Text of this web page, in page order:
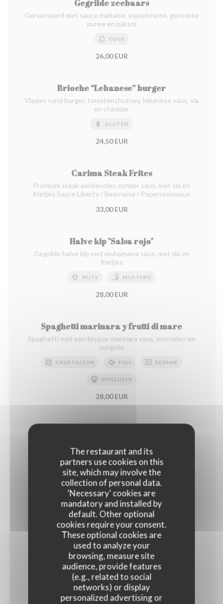
The restaurant and its
partners use cookies on this
site, which may involve the
collection of personal data.
'Necessary' cookies are
mandatory and installed by
default. Other optional
cookies require your consent.
These optional cookies are
used to analyze your
browsing, measure site
audience, provide features
(e.g., related to social
networks) or display
personalized advertising or
Gegrilde zeebaars
Gerserveerd met sauce maltaise, eigeelcreme, gerookte
puree en paksoi
EGGS
26,00 EUR
Brioche “Lebanese” burger
Vlaams rund burger, tomatenchutney, lebanese saus, sla
en cheddar
GLUTEN
24,50 EUR
Carima Steak Frites
Premium steak aanbevolen zonder saus, met sla en
frietjes Sauce Liberty / Bearnaise / Peperroomsaus
33,00 EUR
Halve kip "Salsa rojo"
Gegrilde halve kip met muhamarra saus, met sla en
frietjes
NUTS MUSTARD
28,00 EUR
Spaghetti marinara y frutti di mare
Spaghetti met een bisque-marinara saus, mosselen en
vongole
CRUSTACEAN FISH SESAME
MOLLUSCS
28,00 EUR
VOORGERECHTEN
Garnaalkroketten
2 garnaalkroketten Als hoofdgerecht 3 stuks aan 25,5-
GLUTEN EGGS
18,50 EUR
Best of both worlds